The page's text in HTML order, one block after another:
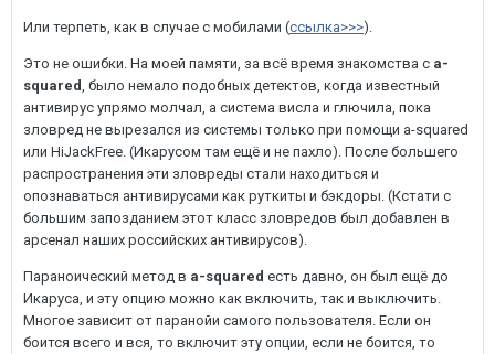
Или терпеть, как в случае с мобилами (ссылка>>>).
Это не ошибки. На моей памяти, за всё время знакомства с a-
squared, было немало подобных детектов, когда известный
антивирус упрямо молчал, а система висла и глючила, пока
зловред не вырезался из системы только при помощи a-squared
или HiJackFree. (Икарусом там ещё и не пахло). После большего
распространения эти зловреды стали находиться и
опознаваться антивирусами как руткиты и бэкдоры. (Кстати с
большим запозданием этот класс зловредов был добавлен в
арсенал наших российских антивирусов).
Параноический метод в a-squared есть давно, он был ещё до
Икаруса, и эту опцию можно как включить, так и выключить.
Многое зависит от паранойи самого пользователя. Если он
боится всего и вся, то включит эту опции, если не боится, то